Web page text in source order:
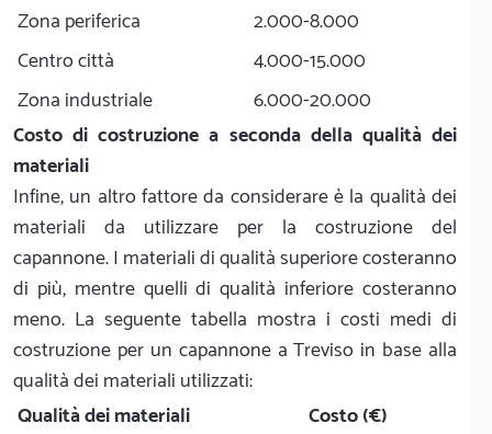
Zona periferica
2.000-8.000
Centro città
4.000-15.000
Zona industriale
6.000-20.000
Costo di costruzione a seconda della qualità dei
materiali
Infine, un altro fattore da considerare è la qualità dei
materiali da utilizzare per la costruzione del
capannone. I materiali di qualità superiore costeranno
di più, mentre quelli di qualità inferiore costeranno
meno. La seguente tabella mostra i costi medi di
costruzione per un capannone a Treviso in base alla
qualità dei materiali utilizzati:
Qualità dei materiali
Costo (€)